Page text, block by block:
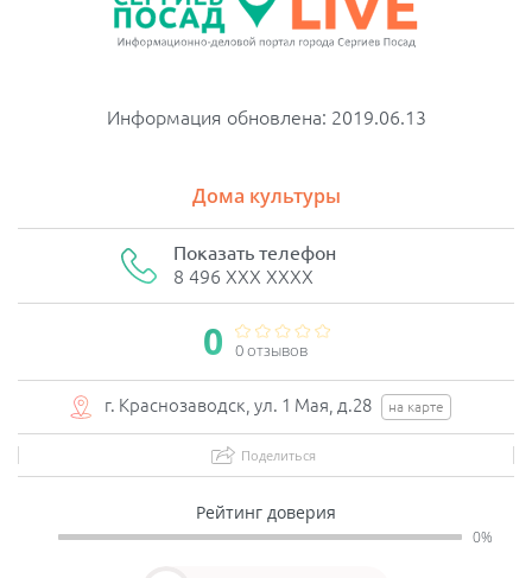
Информация обновлена: 2019.06.13
Дома культуры
Показать телефон
8 496 XXX XXXX
0 0 отзывов
г. Краснозаводск, ул. 1 Мая, д.28 на карте
Поделиться
Рейтинг доверия
0%